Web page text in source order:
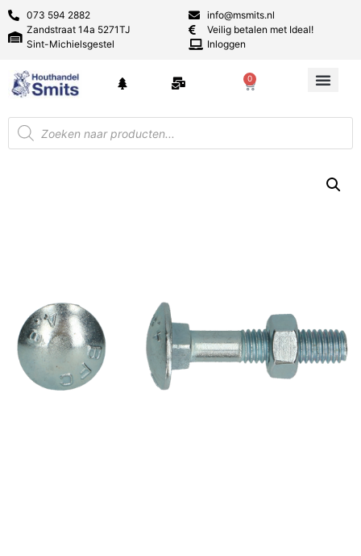
073 594 2882
Zandstraat 14a 5271TJ
Sint-Michielsgestel
info@msmits.nl
Veilig betalen met Ideal!
Inloggen
0